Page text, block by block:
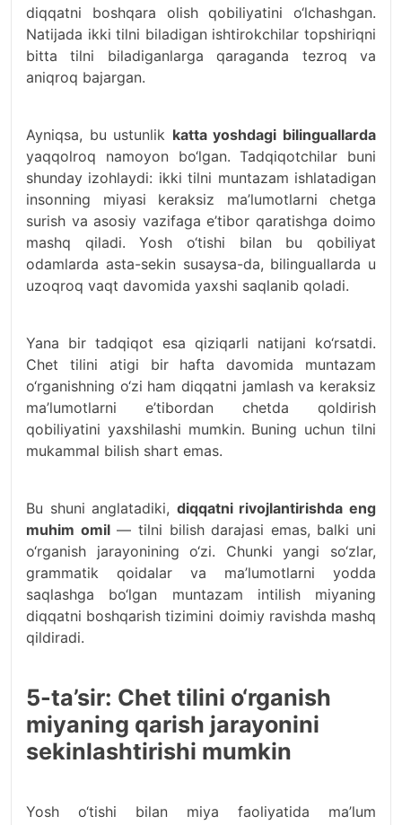
diqqatni boshqara olish qobiliyatini o‘lchashgan.
Natijada ikki tilni biladigan ishtirokchilar topshiriqni
bitta tilni biladiganlarga qaraganda tezroq va
aniqroq bajargan.
Ayniqsa, bu ustunlik katta yoshdagi bilinguallarda
yaqqolroq namoyon bo‘lgan. Tadqiqotchilar buni
shunday izohlaydi: ikki tilni muntazam ishlatadigan
insonning miyasi keraksiz ma’lumotlarni chetga
surish va asosiy vazifaga e’tibor qaratishga doimo
mashq qiladi. Yosh o‘tishi bilan bu qobiliyat
odamlarda asta-sekin susaysa-da, bilinguallarda u
uzoqroq vaqt davomida yaxshi saqlanib qoladi.
Yana bir tadqiqot esa qiziqarli natijani ko‘rsatdi.
Chet tilini atigi bir hafta davomida muntazam
o‘rganishning o‘zi ham diqqatni jamlash va keraksiz
ma’lumotlarni e’tibordan chetda qoldirish
qobiliyatini yaxshilashi mumkin. Buning uchun tilni
mukammal bilish shart emas.
Bu shuni anglatadiki, diqqatni rivojlantirishda eng
muhim omil— tilni bilish darajasi emas, balki uni
o‘rganish jarayonining o‘zi. Chunki yangi so‘zlar,
grammatik qoidalar va ma’lumotlarni yodda
saqlashga bo‘lgan muntazam intilish miyaning
diqqatni boshqarish tizimini doimiy ravishda mashq
qildiradi.
5-ta’sir: Chet tilini o‘rganish
miyaning qarish jarayonini
sekinlashtirishi mumkin
Yosh o‘tishi bilan miya faoliyatida ma’lum